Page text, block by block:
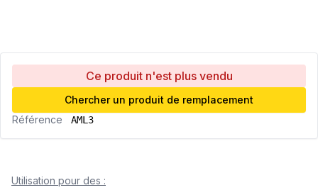
Ce produit n'est plus vendu
Chercher un produit de remplacement
Référence
AML3
Utilisation pour des :